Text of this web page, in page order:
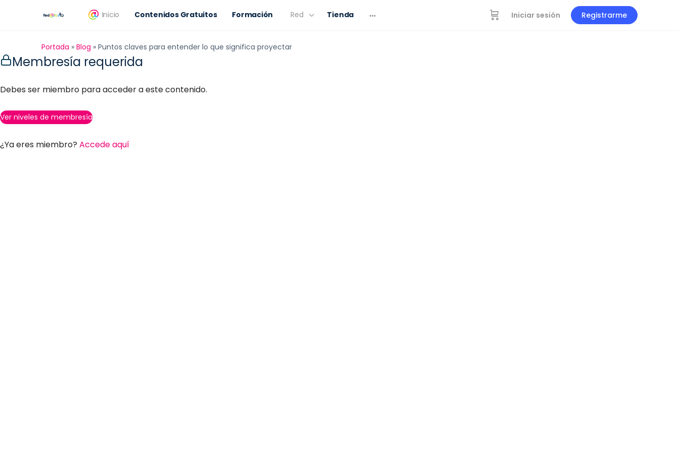
Inicio Contenidos Gratuitos Formación Red Tienda Iniciar sesión Registrarme
Portada » Blog » Puntos claves para entender lo que significa proyectar
Membresía requerida
Debes ser miembro para acceder a este contenido.
Ver niveles de membresía
¿Ya eres miembro? Accede aquí